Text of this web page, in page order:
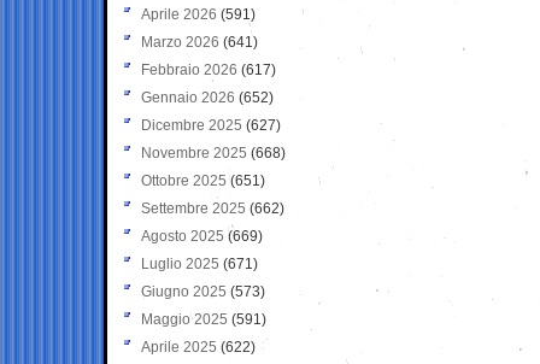
Aprile 2026 (591)
Marzo 2026 (641)
Febbraio 2026 (617)
Gennaio 2026 (652)
Dicembre 2025 (627)
Novembre 2025 (668)
Ottobre 2025 (651)
Settembre 2025 (662)
Agosto 2025 (669)
Luglio 2025 (671)
Giugno 2025 (573)
Maggio 2025 (591)
Aprile 2025 (622)